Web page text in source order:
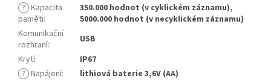
? Kapacita
paměti:
350.000 hodnot (v cyklickém záznamu),
5000.000 hodnot (v necyklickém záznamu)
Komunikační
rozhraní:
USB
Krytí:
IP67
? Napájení:
lithiová baterie 3,6V (AA)